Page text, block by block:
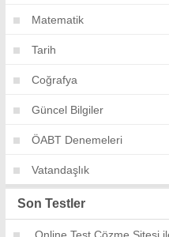
Matematik
Tarih
Coğrafya
Güncel Bilgiler
ÖABT Denemeleri
Vatandaşlık
Son Testler